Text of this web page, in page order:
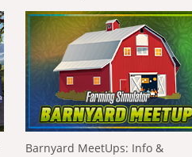
Barnyard MeetUps: Info &